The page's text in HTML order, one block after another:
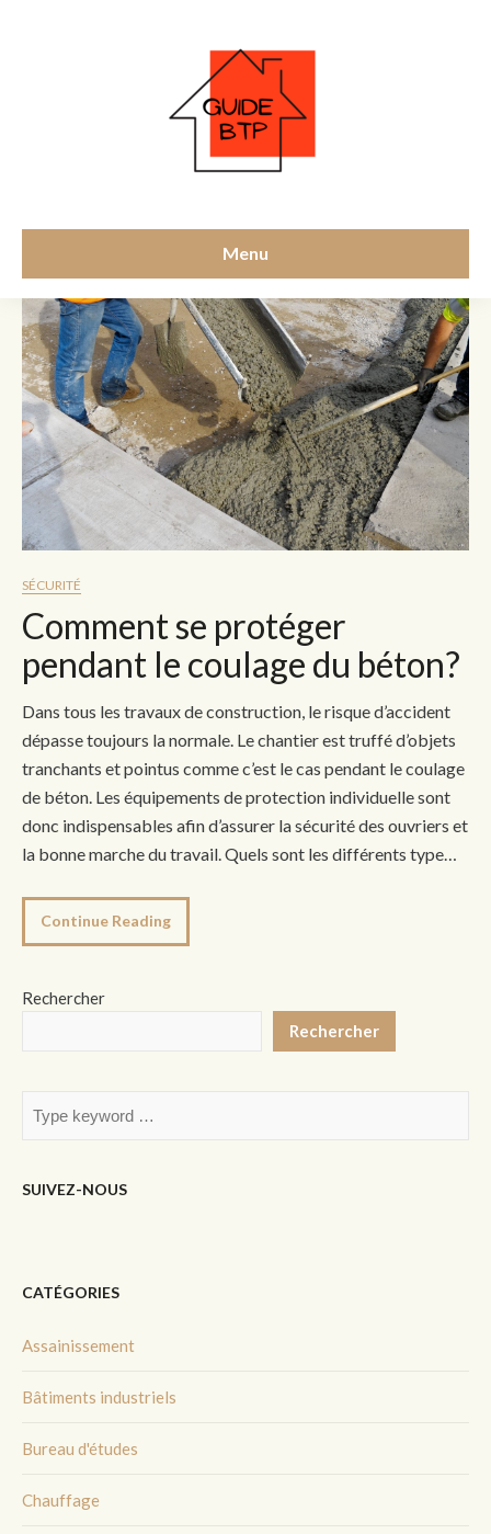
Menu
rôles et utilité
SÉCURITÉ
Comment se protéger
pendant le coulage du béton?
Dans tous les travaux de construction, le risque d’accident
dépasse toujours la normale. Le chantier est truffé d’objets
tranchants et pointus comme c’est le cas pendant le coulage
de béton. Les équipements de protection individuelle sont
donc indispensables afin d’assurer la sécurité des ouvriers et
la bonne marche du travail. Quels sont les différents type…
Continue Reading
Rechercher
Rechercher
SUIVEZ-NOUS
CATÉGORIES
Assainissement
Bâtiments industriels
Bureau d'études
Chauffage